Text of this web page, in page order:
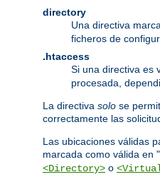
directory
Una directiva
ficheros de
.htaccess
Si una directiva es
procesada,
La directiva solo se
correctamente las
Las ubicaciones válidas
marcada como válida en "
<Directory> o